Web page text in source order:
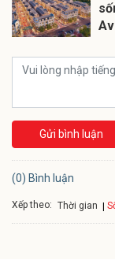
Gửi bình luận
(0) Bình luận
Xếp theo: Thời gian